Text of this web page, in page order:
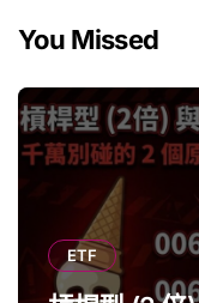
You Missed
ETF